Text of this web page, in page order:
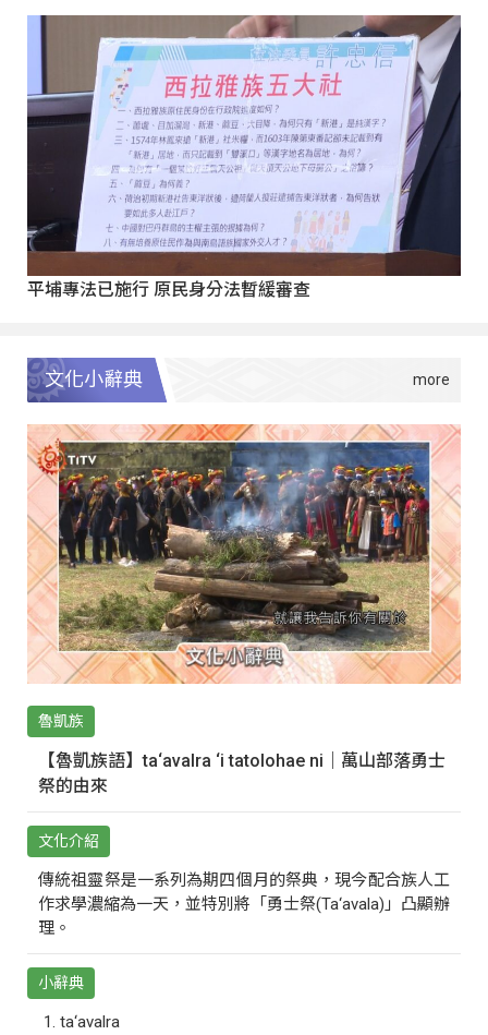
平埔專法已施行 原民身分法暫緩審查
文化小辭典
魯凱族
【魯凱族語】ta‘avalra ‘i tatolohae ni｜萬山部落勇士
祭的由來
文化介紹
傳統祖靈祭是一系列為期四個月的祭典，現今配合族人工
作求學濃縮為一天，並特別將「勇士祭(Ta‘avala)」凸顯辦
理。
小辭典
ta‘avalra